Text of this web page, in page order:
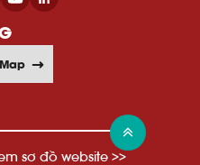
sơ đồ website >>